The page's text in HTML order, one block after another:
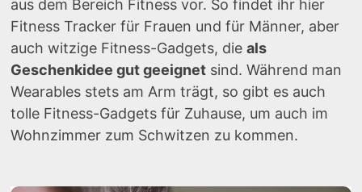
aus dem Bereich Fitness vor. So findet ihr hier
Fitness Tracker für Frauen und für Männer, aber
auch witzige Fitness-Gadgets, die als
Geschenkidee gut geeignetsind. Während man
Wearables stets am Arm trägt, so gibt es auch
tolle Fitness-Gadgets für Zuhause, um auch im
Wohnzimmer zum Schwitzen zu kommen.